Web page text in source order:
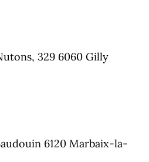
329 6060 Gilly
6120 Marbaix-la-